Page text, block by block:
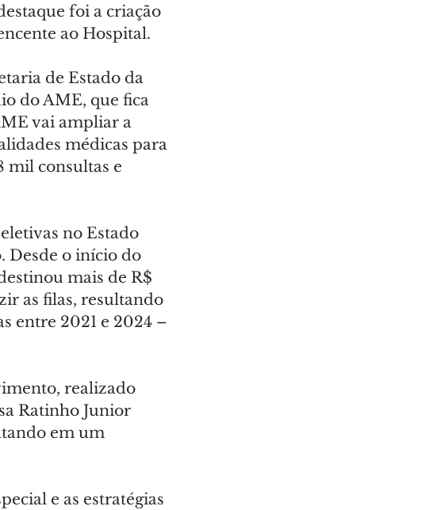
foi a criação
ao Hospital.
de Estado da
do AME, que fica
vai ampliar a
médicas para
mil consultas e
no Estado
Desde o início do
mais de R$
as filas, resultando
entre 2021 e 2024 –
realizado
Ratinho Junior
em um
e as estratégias